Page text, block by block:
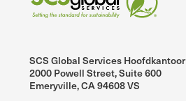
SCS Global Services Hoofdkantoor
2000 Powell Street, Suite 600
Emeryville, CA 94608 VS